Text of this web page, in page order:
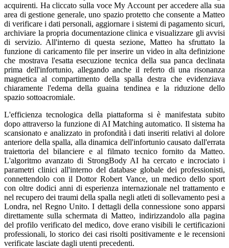
acquirenti. Ha cliccato sulla voce My Account per accedere alla sua
area di gestione generale, uno spazio protetto che consente a Matteo
di verificare i dati personali, aggiornare i sistemi di pagamento sicuri,
archiviare la propria documentazione clinica e visualizzare gli avvisi
di servizio. All'interno di questa sezione, Matteo ha sfruttato la
funzione di caricamento file per inserire un video in alta definizione
che mostrava l'esatta esecuzione tecnica della sua panca declinata
prima dell'infortunio, allegando anche il referto di una risonanza
magnetica al compartimento della spalla destra che evidenziava
chiaramente l'edema della guaina tendinea e la riduzione dello
spazio sottoacromiale.
L'efficienza tecnologica della piattaforma si è manifestata subito
dopo attraverso la funzione di AI Matching automatico. Il sistema ha
scansionato e analizzato in profondità i dati inseriti relativi al dolore
anteriore della spalla, alla dinamica dell'infortunio causato dall'errata
traiettoria del bilanciere e al filmato tecnico fornito da Matteo.
L'algoritmo avanzato di StrongBody AI ha cercato e incrociato i
parametri clinici all'interno del database globale dei professionisti,
connettendolo con il Dottor Robert Vance, un medico dello sport
con oltre dodici anni di esperienza internazionale nel trattamento e
nel recupero dei traumi della spalla negli atleti di sollevamento pesi a
Londra, nel Regno Unito. I dettagli della connessione sono apparsi
direttamente sulla schermata di Matteo, indirizzandolo alla pagina
del profilo verificato del medico, dove erano visibili le certificazioni
professionali, lo storico dei casi risolti positivamente e le recensioni
verificate lasciate dagli utenti precedenti.